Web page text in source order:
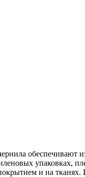
обеспечивают
упаковках,
и на тканях.